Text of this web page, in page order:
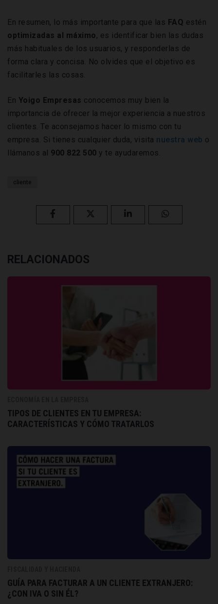
En resumen, lo más importante para que las FAQ estén
optimizadas al máximo, es identificar bien las dudas
más habituales de los usuarios, y responderlas de
forma clara y concisa. No olvides que el objetivo es
facilitarles las cosas.
En Yoigo Empresas conocemos muy bien la
importancia de ofrecer la mejor experiencia a nuestros
clientes. Te aconsejamos hacer lo mismo con tu
empresa. Si tienes cualquier duda, visita nuestra web o
llámanos al 900 822 500 y te ayudaremos.
cliente
RELACIONADOS
TIPOS DE CLIENTES EN TU EMPRESA:
CARACTERÍSTICAS Y CÓMO TRATARLOS
GUÍA PARA FACTURAR A UN CLIENTE EXTRANJERO:
¿CON IVA O SIN ÉL?